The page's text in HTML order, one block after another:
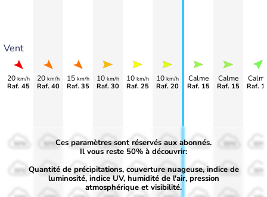
Vent
20 km/h
Raf. 45
20 km/h
Raf. 40
15 km/h
Raf. 35
10 km/h
Raf. 30
10 km/h
Raf. 25
10 km/h
Raf. 20
Calme
Raf. 15
Calme
Raf. 15 Raf.
50%
30%
50%
30%
50%
30%
50%
30%
50%
30%
50%
30%
50%
30% 30% 30%
Ces paramètres sont réservés aux abonnés.
Il vous reste 50% à découvrir:
Quantité de précipitations, couverture nuageuse, indice de
luminosité, indice UV, humidité de l'air, pression
atmosphérique et visibilité.